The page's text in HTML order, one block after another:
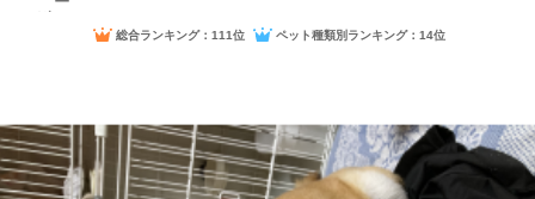
総合ランキング：111位 ペット種類別ランキング：14位